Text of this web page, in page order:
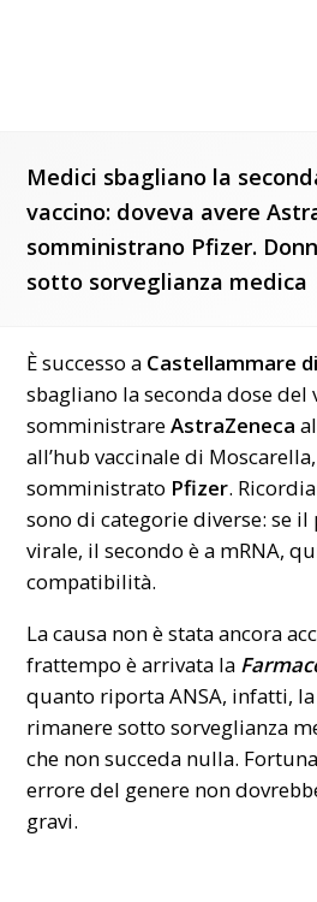
Medici sbagliano la
vaccino: doveva avere
somministrano Pfizer.
sotto sorveglianza medica
È successo a Castellammare
sbagliano la seconda dose del
somministrareAstraZeneca
all’hub vaccinale di
somministrato Pfizer.
sono di categorie diverse: se
virale, il secondo è a mRNA,
compatibilità.
La causa non è stata ancora
frattempo è arrivata la
quanto riporta ANSA, infatti,
rimanere sotto sorveglianza
che non succeda nulla.
errore del genere non
gravi.